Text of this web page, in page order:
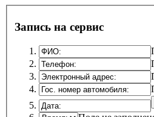
Запись на сервис